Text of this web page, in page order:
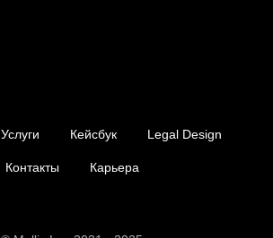
Услуги Кейсбук Legal Design
Контакты Карьера